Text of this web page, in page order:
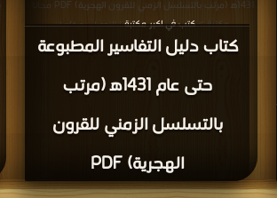
كتاب دليل التفاسير المطبوعة
حتى عام 1431ﻫ (مرتب
بالتسلسل الزمني للقرون
الهجرية) PDF
1431ﻫ (مرتب بالتسلسل الزمني للقرون الهجرية) PDF مجانا |
مكتبة >كتب في اكبر مكتبة| التحميل : مرة/مرات